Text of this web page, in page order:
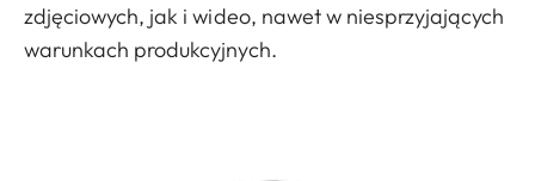
zdjęciowych, jak i wideo, nawet w niesprzyjających
warunkach produkcyjnych.